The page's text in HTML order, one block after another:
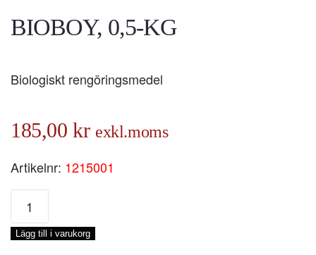
BIOBOY, 0,5-KG
Biologiskt rengöringsmedel
185,00kr exkl.moms
Artikelnr: 1215001
BIOBOY,
0,5-
KG
mängd
Lägg till i varukorg